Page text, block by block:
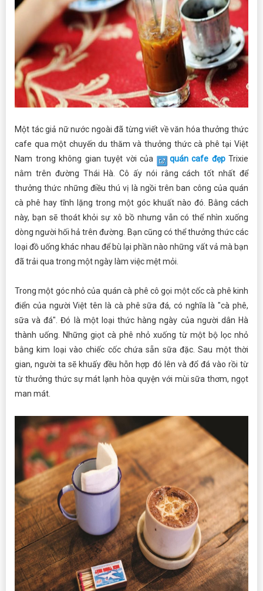
Một tác giả nữ nước ngoài đã từng viết về văn hóa thưởng thức
cafe qua một chuyến du thăm và thưởng thức cà phê tại Việt
Nam trong không gian tuyệt vời của
quán cafe đẹp Trixie
nằm trên đường Thái Hà. Cô ấy nói rằng cách tốt nhất để
thưởng thức những điều thú vị là ngồi trên ban công của quán
cà phê hay tĩnh lặng trong một góc khuất nào đó. Bằng cách
này, bạn sẽ thoát khỏi sự xô bồ nhưng vẫn có thể nhìn xuống
dòng người hối hả trên đường. Bạn cũng có thể thưởng thức các
loại đồ uống khác nhau để bù lại phần nào những vất vả mà bạn
đã trải qua trong một ngày làm việc mệt mỏi.
Trong một góc nhỏ của quán cà phê cô gọi một cốc cà phê kinh
điển của người Việt tên là cà phê sữa đá, có nghĩa là "cà phê,
sữa và đá". Đó là một loại thức hàng ngày của người dân Hà
thành uống. Những giọt cà phê nhỏ xuống từ một bộ lọc nhỏ
bằng kim loại vào chiếc cốc chứa sẵn sữa đặc. Sau một thời
gian, người ta sẽ khuấy đều hỗn hợp đó lên và đổ đá vào rồi từ
từ thưởng thức sự mát lạnh hòa quyện với mùi sữa thơm, ngọt
man mát.